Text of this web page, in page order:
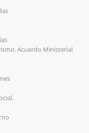
Acuerdo Ministerial